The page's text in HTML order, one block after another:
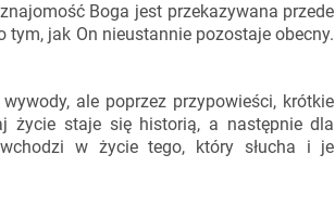
Boga jest przekazywana przede
jak On nieustannie pozostaje obecny.
ale poprzez przypowieści, krótkie
życie staje się historią, a następnie dla
w życie tego, który słucha i je